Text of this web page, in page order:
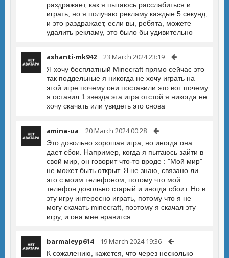
раздражает, как я пытаюсь расслабиться и
играть, но я получаю рекламу каждые 5 секунд,
и это раздражает, если вы, ребята, можете
удалить рекламу, это было бы удивительно
ashanti-mk942 23 March 2024 23:19
Я хочу бесплатный Minecraft прямо сейчас это
так поддельные я никогда не хочу играть на
этой игре почему они поставили это вот почему
я оставил 1 звезда эта игра отстой я никогда не
хочу скачать или увидеть это снова
amina-ua 20 March 2024 00:28
Это довольно хорошая игра, но иногда она
дает сбои. Например, когда я пытаюсь зайти в
свой мир, он говорит что-то вроде : "Мой мир"
не может быть открыт. Я не знаю, связано ли
это с моим телефоном, потому что мой
телефон довольно старый и иногда сбоит. Но в
эту игру интересно играть, потому что я не
могу скачать minecraft, поэтому я скачал эту
игру, и она мне нравится.
barmaleyp614 19 March 2024 19:36
К сожалению, кажется, что через несколько